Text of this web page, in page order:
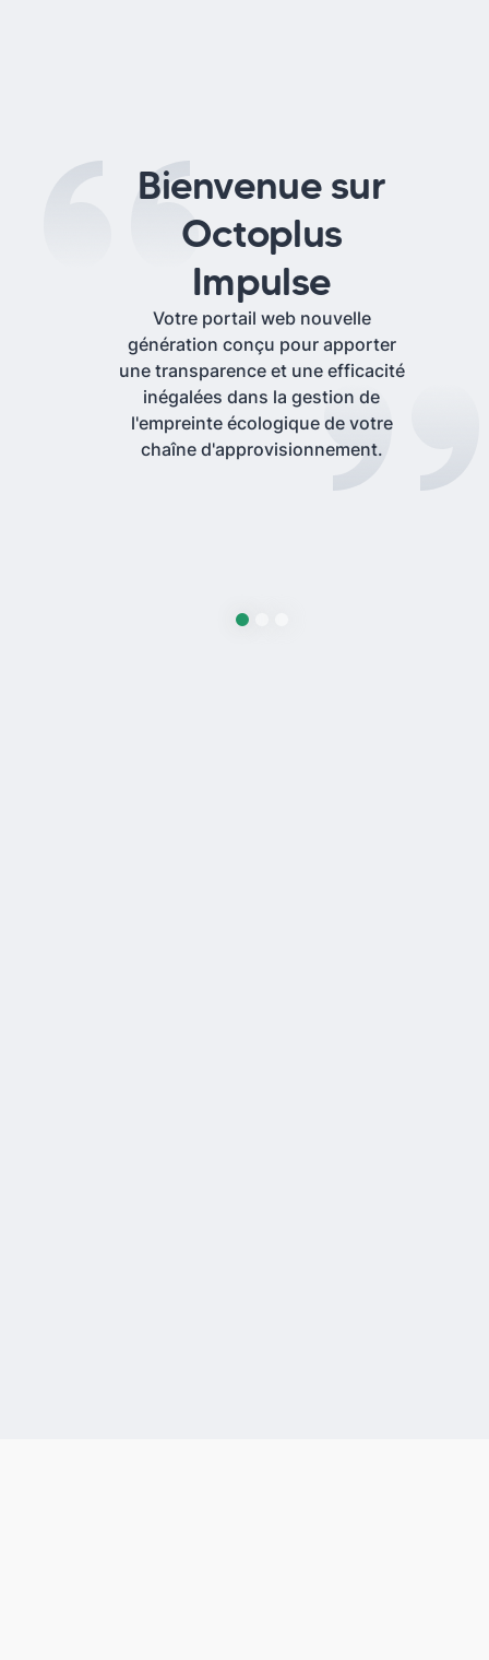
Bienvenue sur
Octoplus
Impulse
Votre portail web nouvelle
génération conçu pour apporter
une transparence et une efficacité
inégalées dans la gestion de
l'empreinte écologique de votre
chaîne d'approvisionnement.